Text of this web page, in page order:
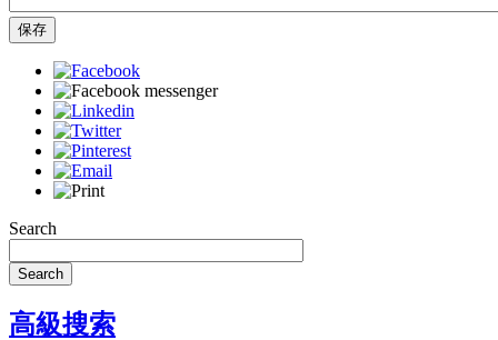
保存
Search
Search
高級搜索